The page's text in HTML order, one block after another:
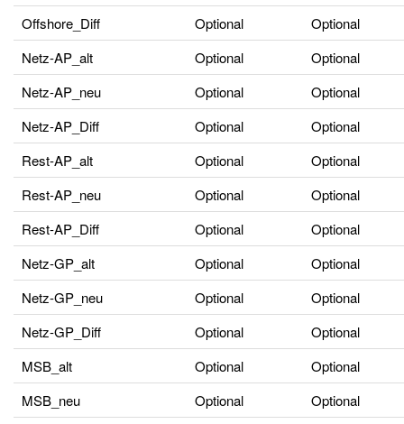
Offshore_Diff
Optional
Optional
Netz-AP_alt
Optional
Optional
Netz-AP_neu
Optional
Optional
Netz-AP_Diff
Optional
Optional
Rest-AP_alt
Optional
Optional
Rest-AP_neu
Optional
Optional
Rest-AP_Diff
Optional
Optional
Netz-GP_alt
Optional
Optional
Netz-GP_neu
Optional
Optional
Netz-GP_Diff
Optional
Optional
MSB_alt
Optional
Optional
MSB_neu
Optional
Optional